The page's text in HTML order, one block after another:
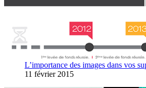
L’importance des images dans vos
11 février 2015